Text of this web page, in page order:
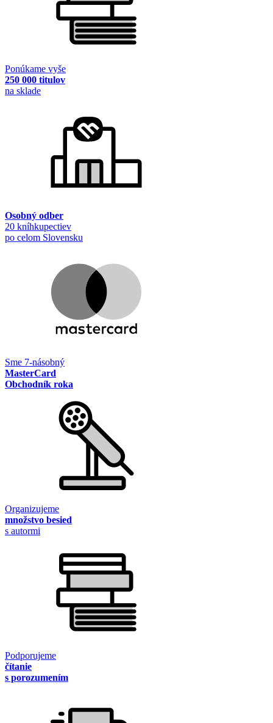
Ponúkame vyše
250 000 titulov
na sklade
Osobný odber
20 kníhkupectiev
po celom Slovensku
Sme 7-násobný
MasterCard
Obchodník roka
Organizujeme
množstvo besied
s autormi
Podporujeme
čítanie
s porozumením